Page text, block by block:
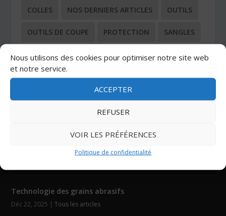
Nous utilisons des cookies pour optimiser notre site web
et notre service.
ACCEPTER
REFUSER
VOIR LES PRÉFÉRENCES
Politique de confidentialité
COLLES NOS DERNIERS ARTICLES OUTILS
OUTILS DE COUPE PROTECTION SANGLES
TOUS LES ARTICLES
DERNIERS ARTICLES
Découpe laser Velcro
Technologie des grains abrasifs
Déc 22, 2025 |Tous les articles